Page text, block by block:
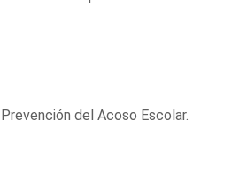
del Acoso Escolar.